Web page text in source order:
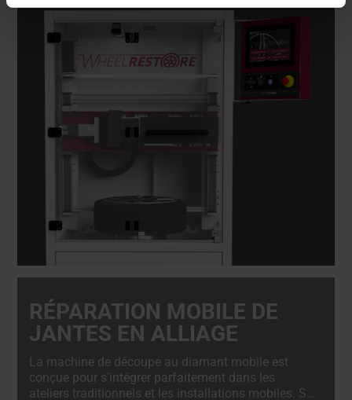
RÉPARATION MOBILE DE
JANTES EN ALLIAGE
La machine de découpe au diamant mobile est
conçue pour s'intégrer parfaitement dans les
ateliers traditionnels et les installations mobiles. Sa